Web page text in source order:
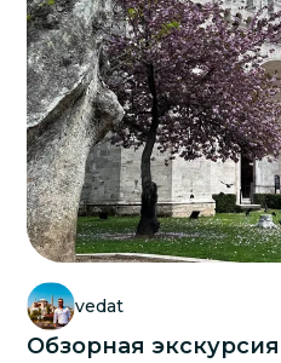
vedat
Обзорная